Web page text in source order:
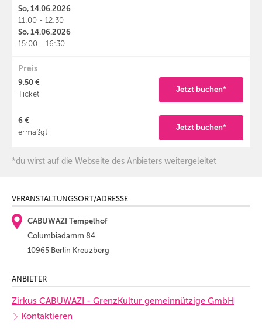
So, 14.06.2026
11:00 - 12:30
So, 14.06.2026
15:00 - 16:30
Preis
9,50 €
Ticket
Jetzt buchen*
6 €
ermäßgt
Jetzt buchen*
*du wirst auf die Webseite des Anbieters weitergeleitet
VERANSTALTUNGSORT/ADRESSE
CABUWAZI Tempelhof
Columbiadamm 84
10965 Berlin Kreuzberg
ANBIETER
Zirkus CABUWAZI - GrenzKultur gemeinnützige GmbH
Kontaktieren